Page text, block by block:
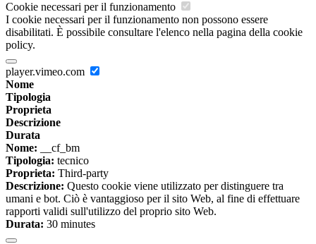
Cookie necessari per il funzionamento
I cookie necessari per il funzionamento non possono essere
disabilitati. È possibile consultare l'elenco nella pagina della cookie
policy.
player.vimeo.com
Nome
Tipologia
Proprieta
Descrizione
Durata
Nome: __cf_bm
Tipologia: tecnico
Proprieta: Third-party
Descrizione: Questo cookie viene utilizzato per distinguere tra
umani e bot. Ciò è vantaggioso per il sito Web, al fine di effettuare
rapporti validi sull'utilizzo del proprio sito Web.
Durata: 30 minutes